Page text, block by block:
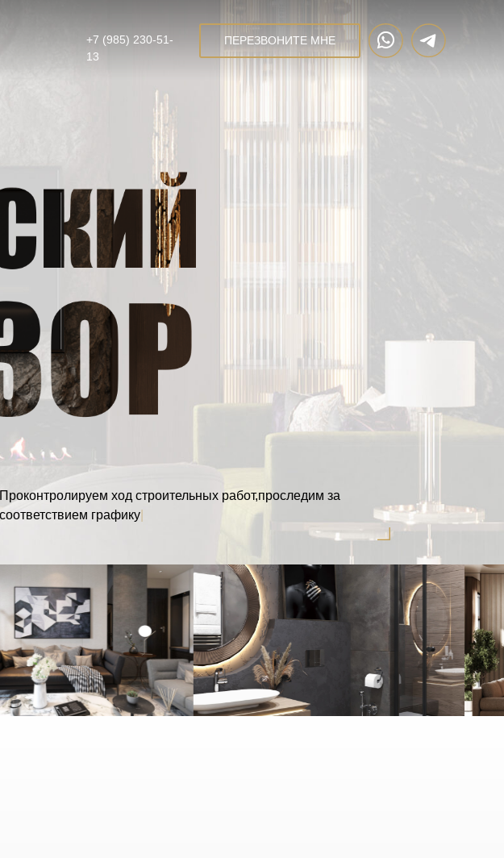
+7 (985) 230-51-
13
ПЕРЕЗВОНИТЕ МНЕ
Проконтролируем ход строительных работ,проследим за соот